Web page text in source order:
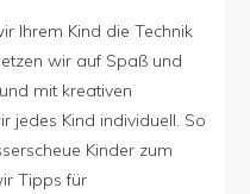
Ihrem Kind die Technik
wir auf Spaß und
mit kreativen
jedes Kind individuell. So
Kinder zum
Tipps für